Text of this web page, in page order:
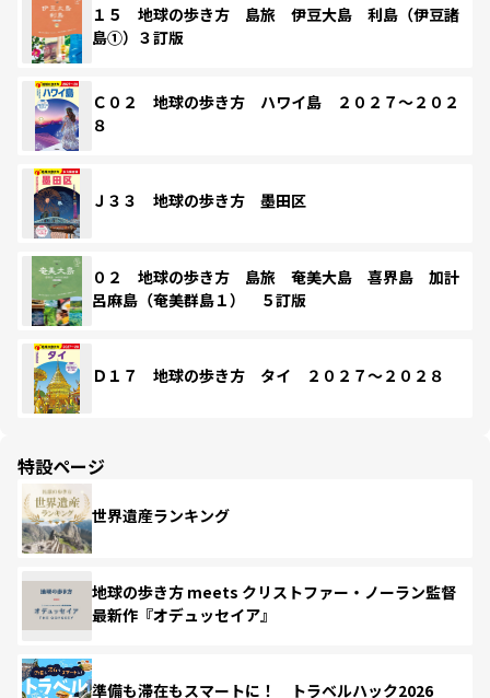
１５ 地球の歩き方 島旅 伊豆大島 利島（伊豆諸
島①）３訂版
Ｃ０２ 地球の歩き方 ハワイ島 ２０２７～２０２
８
Ｊ３３ 地球の歩き方 墨田区
０２ 地球の歩き方 島旅 奄美大島 喜界島 加計
呂麻島（奄美群島１） ５訂版
Ｄ１７ 地球の歩き方 タイ ２０２７～２０２８
特設ページ
世界遺産ランキング
地球の歩き方 meets クリストファー・ノーラン監督
最新作『オデュッセイア』
準備も滞在もスマートに！ トラベルハック2026